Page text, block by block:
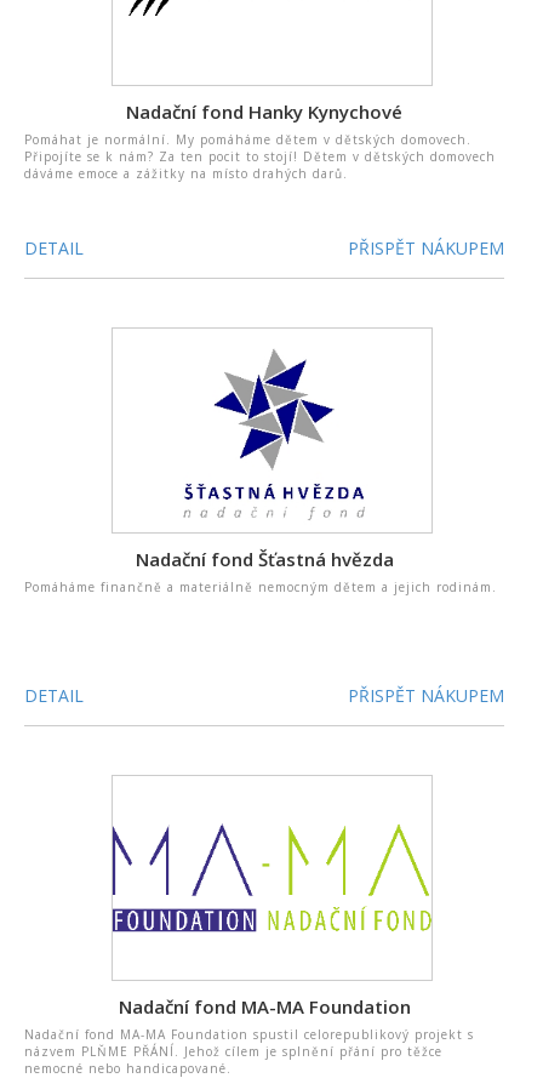
Nadační fond Hanky Kynychové
Pomáhat je normální. My pomáháme dětem v dětských domovech.
Připojíte se k nám? Za ten pocit to stojí! Dětem v dětských domovech
dáváme emoce a zážitky na místo drahých darů.
DETAIL PŘISPĚT NÁKUPEM
Nadační fond Šťastná hvězda
Pomáháme finančně a materiálně nemocným dětem a jejich rodinám.
DETAIL PŘISPĚT NÁKUPEM
Nadační fond MA-MA Foundation
Nadační fond MA-MA Foundation spustil celorepublikový projekt s
názvem PLŇME PŘÁNÍ. Jehož cílem je splnění přání pro těžce
nemocné nebo handicapované.